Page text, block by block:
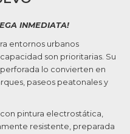
INMEDIATA!
entornos urbanos
son prioritarias. Su
lo convierten en
paseos peatonales y
pintura electrostática,
resistente, preparada